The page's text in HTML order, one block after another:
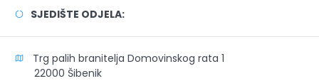
SJEDIŠTE ODJELA:
Trg palih branitelja Domovinskog rata 1
22000 Šibenik